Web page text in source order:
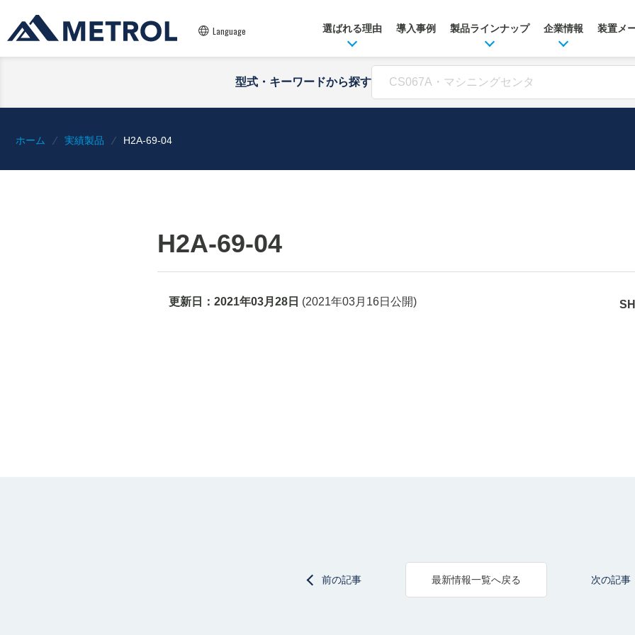
Language 選ばれる理由 導入事例 製品ラインナップ 企業情報 装置メ
型式・キーワードから探す
ホーム 実績製品 H2A-69-04
H2A-69-04
更新日： 2021年03月28日 (2021年03月16日 公開)
前の記事 最新情報一覧へ戻る 次の記事